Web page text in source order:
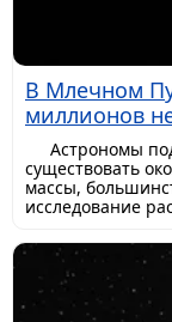
В Млечном
миллионов
Астрономы
существовать
массы,
исследование